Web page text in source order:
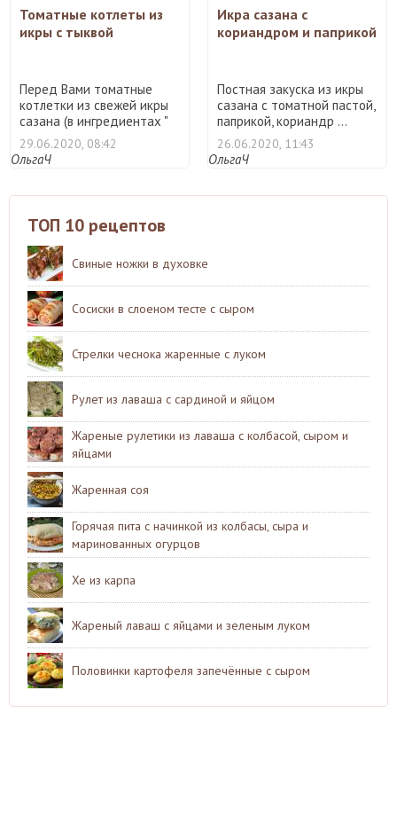
Томатные котлеты из
икры с тыквой
Перед Вами томатные
котлетки из свежей икры
сазана (в ингредиентах "
...
29.06.2020, 08:42
ОльгаЧ
Икра сазана с
кориандром и паприкой
Постная закуска из икры
сазана с томатной пастой,
паприкой, кориандр ...
26.06.2020, 11:43
ОльгаЧ
ТОП 10 рецептов
Свиные ножки в духовке
Сосиски в слоеном тесте с сыром
Стрелки чеснока жаренные с луком
Рулет из лаваша с сардиной и яйцом
Жареные рулетики из лаваша с колбасой, сыром и
яйцами
Жаренная соя
Горячая пита с начинкой из колбасы, сыра и
маринованных огурцов
Хе из карпа
Жареный лаваш с яйцами и зеленым луком
Половинки картофеля запечённые с сыром